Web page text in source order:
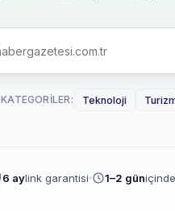
KATEGORILER: Teknoloji
6 aylink garantisi 1–2 gün